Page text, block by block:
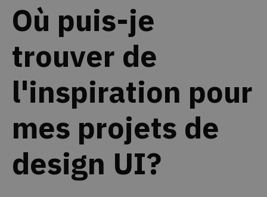
Où puis-je
trouver de
l'inspiration pour
mes projets de
design UI?